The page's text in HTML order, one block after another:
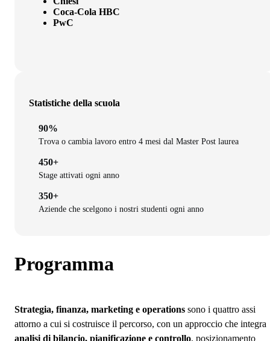
Coca-Cola HBC
PwC
Statistiche della scuola
90%
Trova o cambia lavoro entro 4 mesi dal Master Post laurea
450+
Stage attivati ogni anno
350+
Aziende che scelgono i nostri studenti ogni anno
Programma
Strategia, finanza, marketing e operations sono i quattro assi
attorno a cui si costruisce il percorso, con un approccio che integra
analisi di bilancio, pianificazione e controllo, posizionamento